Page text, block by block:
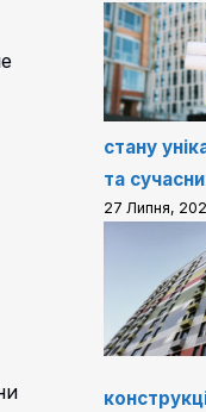
стану
та
27 Липня,